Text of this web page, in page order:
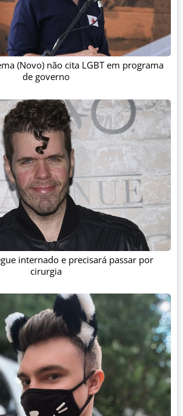
(Novo) não cita LGBT em programa
de governo
internado e precisará passar por
cirurgia